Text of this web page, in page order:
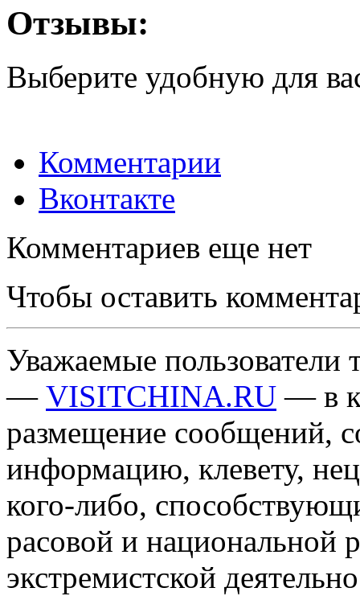
Отзывы:
Выберите удобную для
Комментарии
Вконтакте
Комментариев еще нет
Чтобы оставить
Уважаемые пользователи
— VISITCHINA.RU — в
размещение сообщений,
информацию, клевету,
кого-либо,
расовой и национальной
экстремистской